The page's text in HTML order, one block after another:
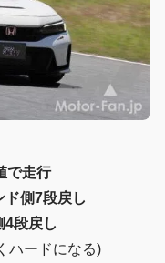
で走行
ド側7段戻し
4段戻し
ハードになる)